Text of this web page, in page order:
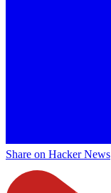
Share on Hacker News